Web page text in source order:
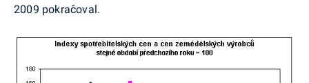
2009 pokračoval.